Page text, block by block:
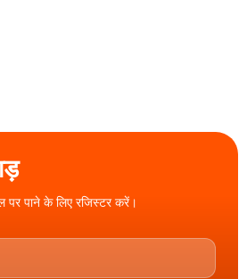
पाने के लिए रजिस्टर करें।